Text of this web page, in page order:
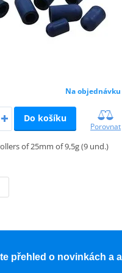
Na objednávku
Do košíku
Porovnat
of 25mm of 9,5g (9 und.)
přehled o novinkách a